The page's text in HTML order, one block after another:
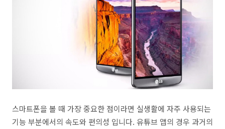
스마트폰을 볼 때 가장 중요한 점이라면 실생활에 자주 사용되는
기능 부분에서의 속도와 편의성 입니다. 유튜브 앱의 경우 과거의